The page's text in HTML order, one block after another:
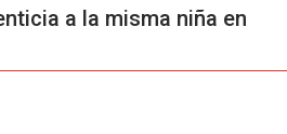
a la misma niña en